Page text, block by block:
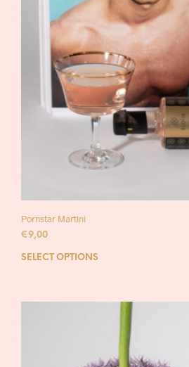
Pornstar Martini
€9,00
SELECT OPTIONS